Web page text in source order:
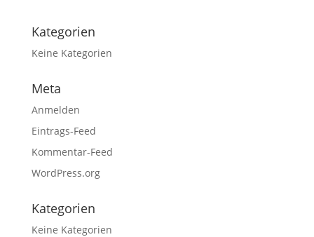
Kategorien
Keine Kategorien
Meta
Anmelden
Eintrags-Feed
Kommentar-Feed
WordPress.org
Kategorien
Keine Kategorien